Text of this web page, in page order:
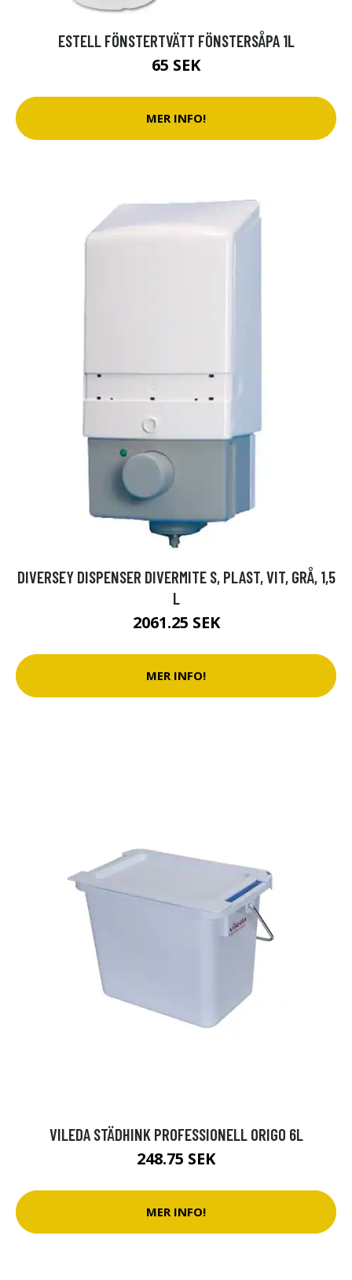
ESTELL FÖNSTERTVÄTT FÖNSTERSÅPA 1L
65 SEK
MER INFO!
DIVERSEY DISPENSER DIVERMITE S, PLAST, VIT, GRÅ, 1,5
L
2061.25 SEK
MER INFO!
VILEDA STÄDHINK PROFESSIONELL ORIGO 6L
248.75 SEK
MER INFO!